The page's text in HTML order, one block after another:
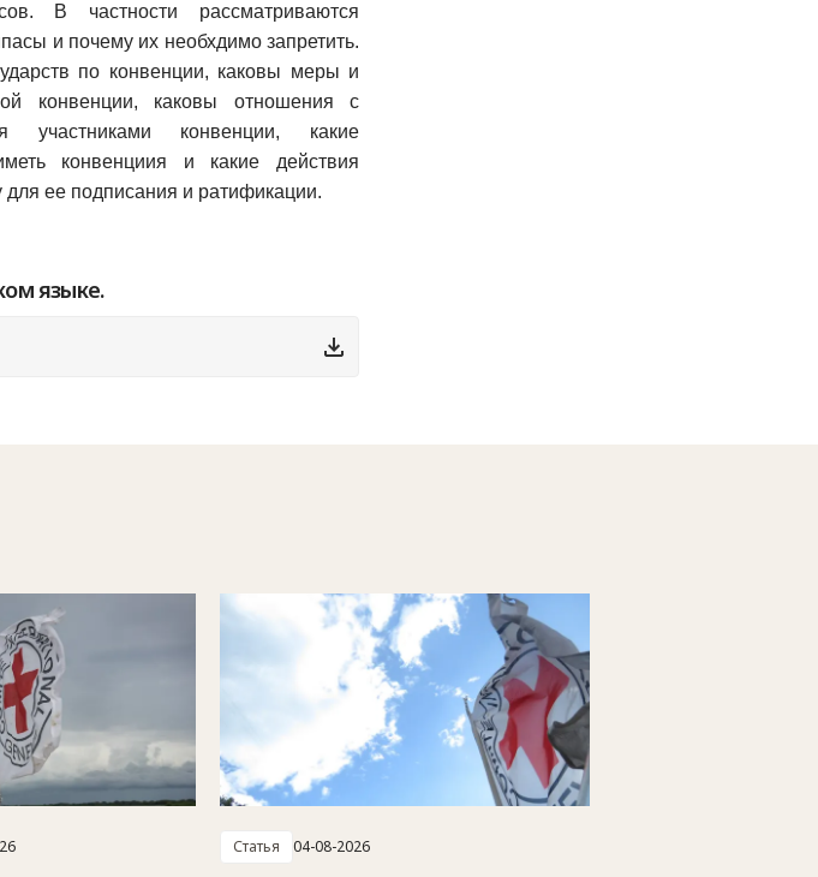
В частности рассматриваются
и почему их необхдимо запретить.
по конвенции, каковы меры и
конвенции, каковы отношения с
участниками конвенции, какие
конвенциия и какие действия
для ее подписания и ратификации.
языке.
Статья 04-08-2026